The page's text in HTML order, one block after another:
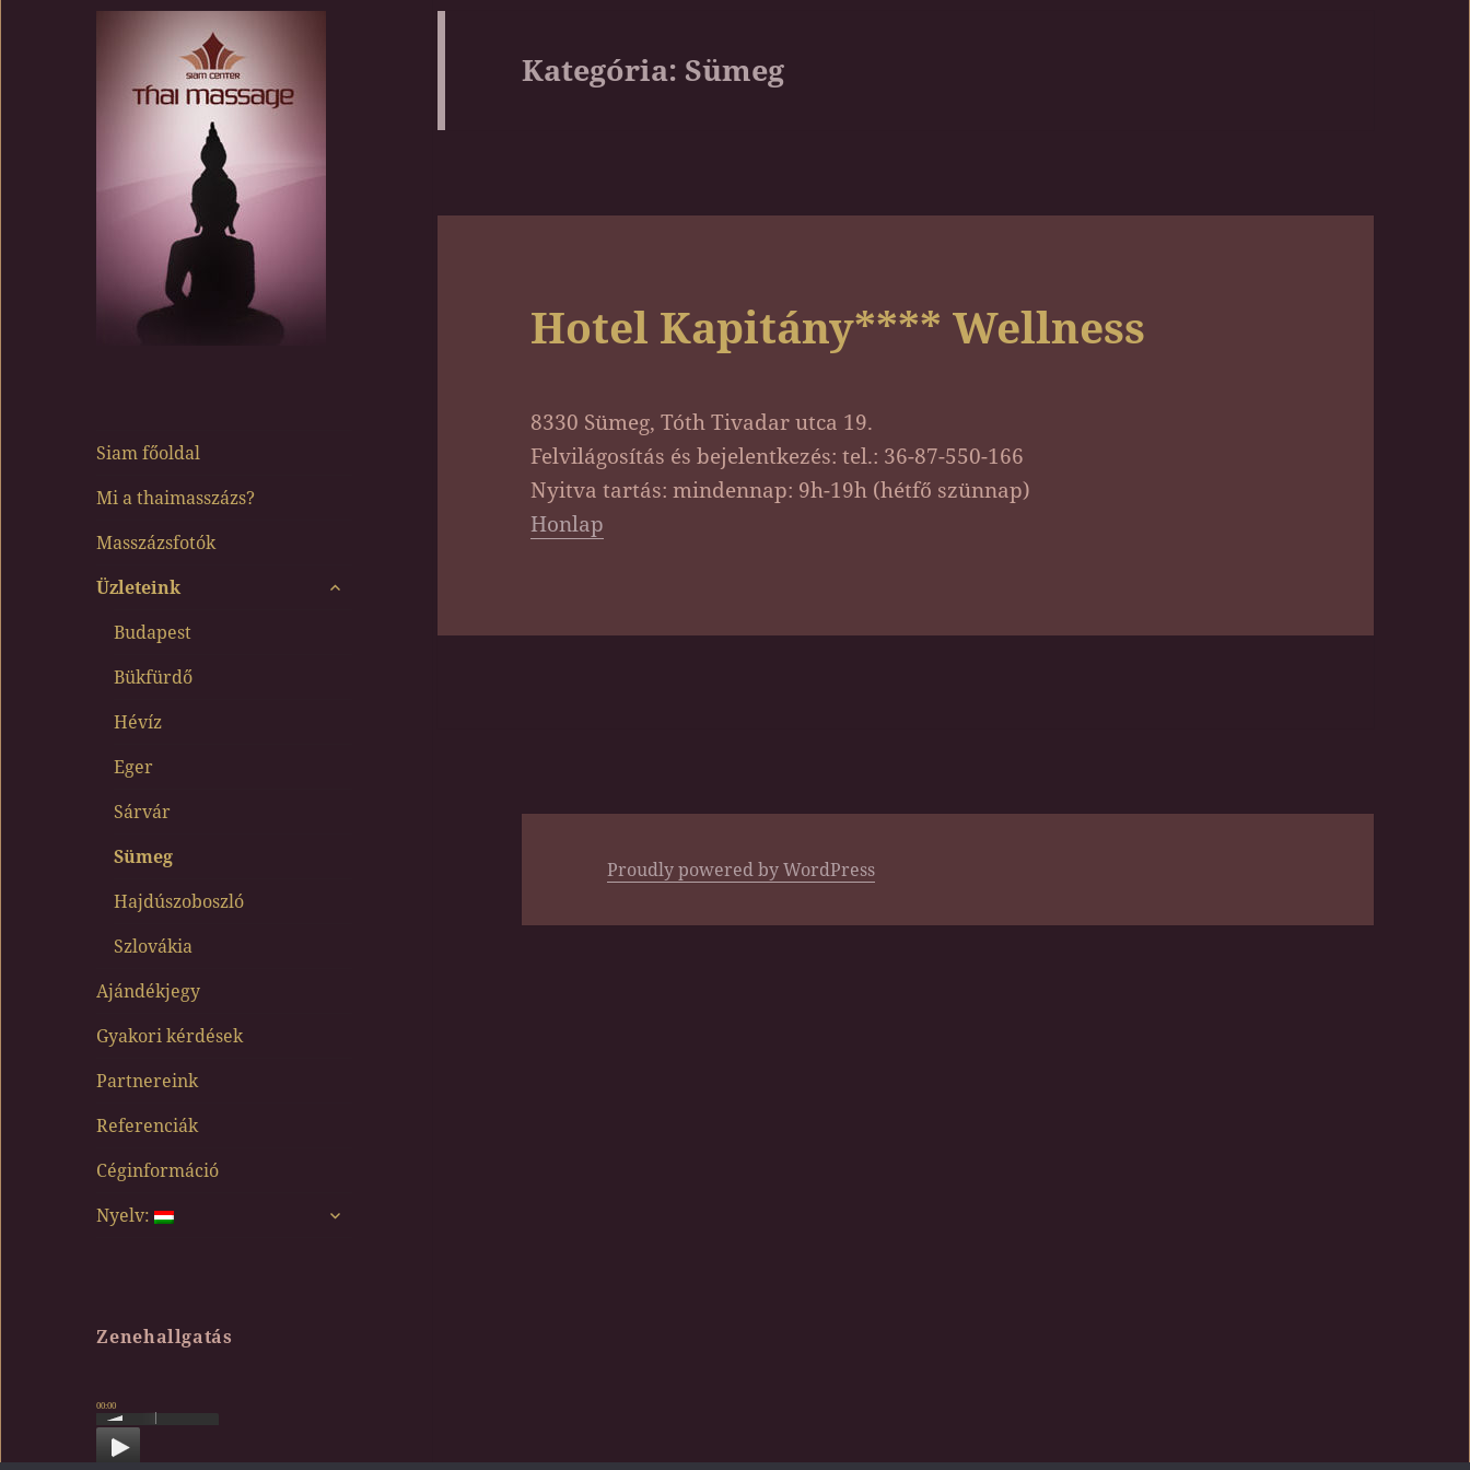
Siam főoldal
Mi a thaimasszázs?
Masszázsfotók
Üzleteink
almenü
Budapest
Bükfürdő
Hévíz
Eger
Sárvár
Sümeg
Hajdúszoboszló
Szlovákia
Ajándékjegy
Gyakori kérdések
Partnereink
Referenciák
Céginformáció
Nyelv:
almenü
Zenehallgatás
00:00
Kategória: Sümeg
Hotel Kapitány**** Wellness
8330 Sümeg, Tóth Tivadar utca 19.
Felvilágosítás és bejelentkezés: tel.: 36-87-550-166
Nyitva tartás: mindennap: 9h-19h (hétfő szünnap)
Honlap
Proudly powered by WordPress